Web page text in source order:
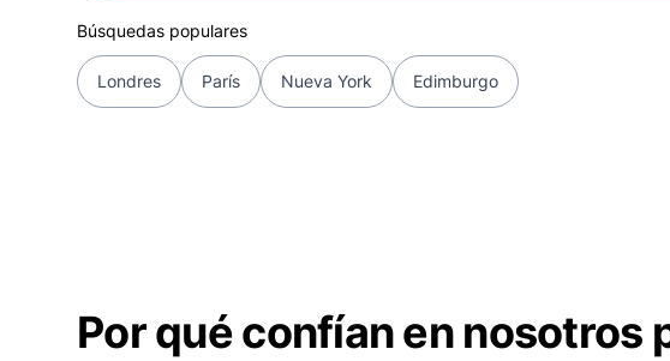
Búsquedas populares
Londres París Nueva York Edimburgo
Por qué confían en nosotros